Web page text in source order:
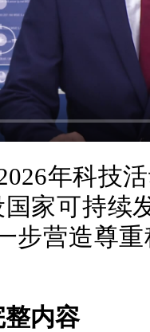
年科技
家可持续
步营造尊
内容